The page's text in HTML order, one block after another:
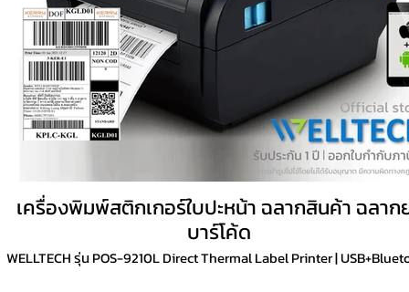
เครื่องพิมพ์สติกเกอร์ใบปะหน้า ฉลากสินค้า ฉลาก
บาร์โค้ด
WELLTECH รุ่น POS-9210L Direct Thermal Label Printer |